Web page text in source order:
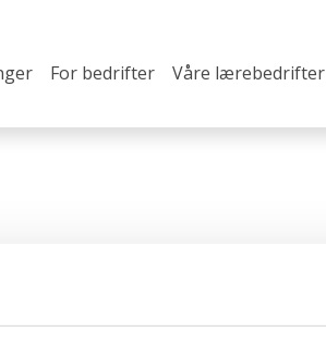
For bedrifter Våre lærebedrifter